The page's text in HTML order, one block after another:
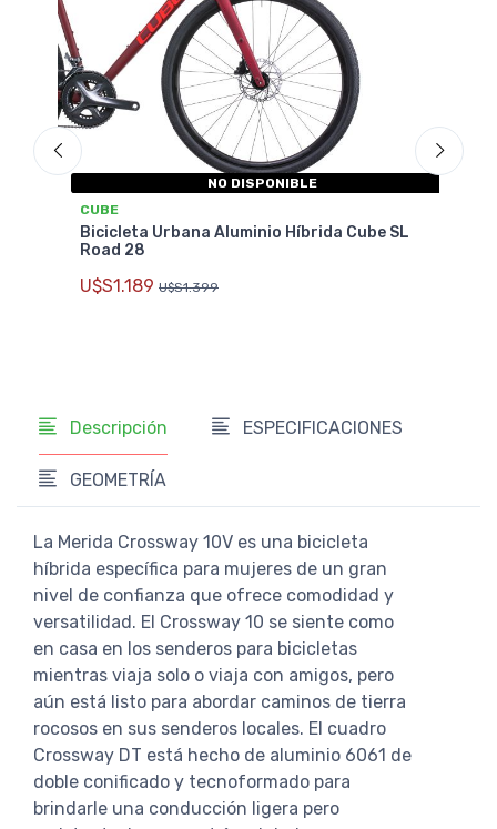
NO DISPONIBLE
CUBE
Bicicleta Urbana Aluminio Híbrida Cube SL
Road 28
U$S1.189 U$S1.399
Descripción ESPECIFICACIONES
GEOMETRÍA
La Merida Crossway 10V es una bicicleta
híbrida específica para mujeres de un gran
nivel de confianza que ofrece comodidad y
versatilidad. El Crossway 10 se siente como
en casa en los senderos para bicicletas
mientras viaja solo o viaja con amigos, pero
aún está listo para abordar caminos de tierra
rocosos en sus senderos locales. El cuadro
Crossway DT está hecho de aluminio 6061 de
doble conificado y tecnoformado para
brindarle una conducción ligera pero